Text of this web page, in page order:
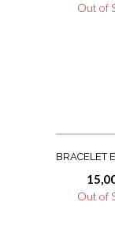
Out of
BRACELET
Out of